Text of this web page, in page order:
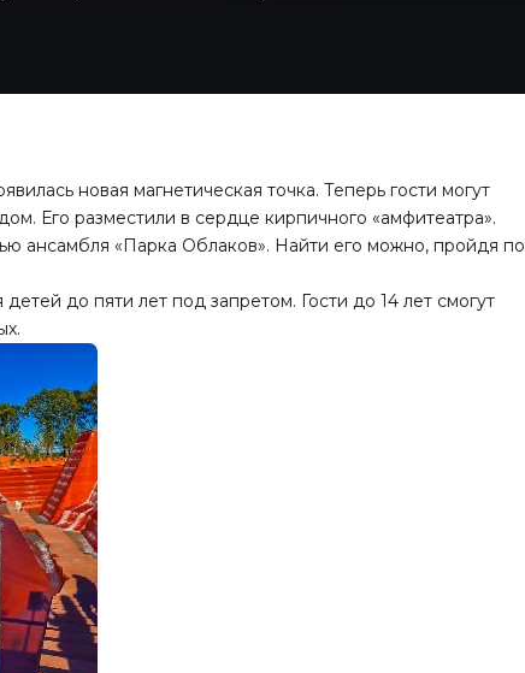
новая магнетическая точка. Теперь гости могут
Его разместили в сердце кирпичного «амфитеатра».
ансамбля «Парка Облаков». Найти его можно, пройдя по
до пяти лет под запретом. Гости до 14 лет смогут